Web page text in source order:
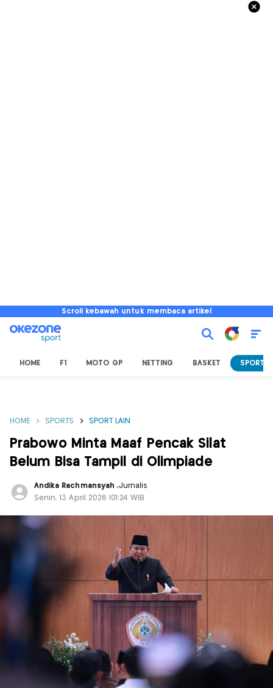
Scroll kebawah untuk membaca artikel
HOME F1 MOTO GP NETTING BASKET SPORT
HOME SPORTS SPORT LAIN
Prabowo Minta Maaf Pencak Silat
Belum Bisa Tampil di Olimpiade
Andika Rachmansyah ,Jurnalis
Senin, 13 April 2026 |01:24 WIB